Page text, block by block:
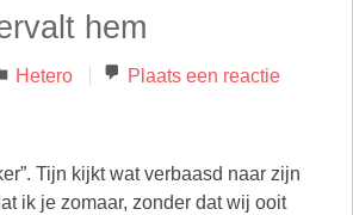
hem
Categorieën
Hetero
Plaats een reactie
Tijn kijkt wat verbaasd naar zijn
ik je zomaar, zonder dat wij ooit